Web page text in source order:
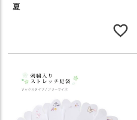
夏